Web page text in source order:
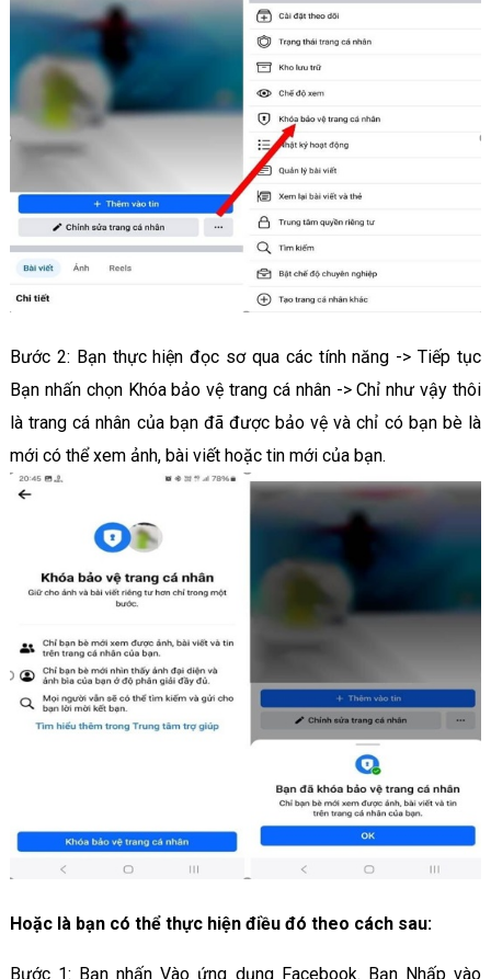
Bước 2: Bạn thực hiện đọc sơ qua các tính năng -> Tiếp tục
Bạn nhấn chọn Khóa bảo vệ trang cá nhân -> Chỉ như vậy thôi
là trang cá nhân của bạn đã được bảo vệ và chỉ có bạn bè là
mới có thể xem ảnh, bài viết hoặc tin mới của bạn.
Hoặc là bạn có thể thực hiện điều đó theo cách sau:
Bước 1: Bạn nhấn Vào ứng dụng Facebook. Bạn Nhấp vào